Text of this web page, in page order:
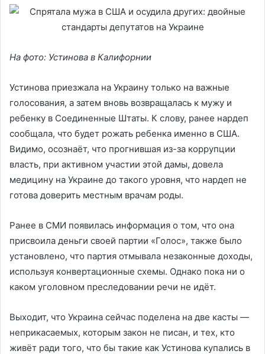
На фото: Устинова в Калифорнии
Устинова приезжала на Украину только на важные
голосования, а затем вновь возвращалась к мужу и
ребенку в Соединенные Штаты. К слову, ранее нардеп
сообщала, что будет рожать ребенка именно в США.
Видимо, осознаёт, что прогнившая из-за коррупции
власть, при активном участии этой дамы, довела
медицину на Украине до такого уровня, что нардеп не
готова доверить местным врачам роды.
Ранее в СМИ появилась информация о том, что она
присвоила деньги своей партии «Голос», также было
установлено, что партия отмывала незаконные доходы,
используя конвертационные схемы. Однако пока ни о
каком уголовном преследовании речи не идёт.
Выходит, что Украина сейчас поделена на две касты —
неприкасаемых, которым закон не писан, и тех, кто
живёт ради того, что бы такие как Устинова купались в